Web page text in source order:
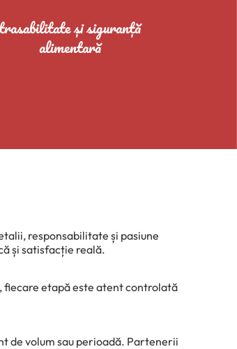
și siguranță
alimentară
responsabilitate și pasiune
și satisfacție reală.
fiecare etapă este atent controlată
de volum sau perioadă. Partenerii